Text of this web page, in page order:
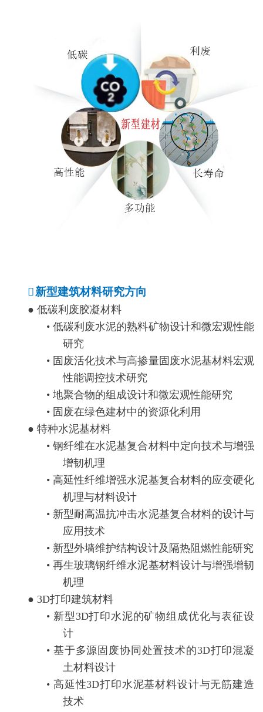
新型建筑材料研究方向
● 低碳利废胶凝材料
• 低碳利废水泥的熟料矿物设计和微宏观性能
研究
• 固废活化技术与高掺量固废水泥基材料宏观
性能调控技术研究
• 地聚合物的组成设计和微宏观性能研究
• 固废在绿色建材中的资源化利用
● 特种水泥基材料
• 钢纤维在水泥基复合材料中定向技术与增强
增韧机理
• 高延性纤维增强水泥基复合材料的应变硬化
机理与材料设计
• 新型耐高温抗冲击水泥基复合材料的设计与
应用技术
• 新型外墙维护结构设计及隔热阻燃性能研究
• 再生玻璃钢纤维水泥基材料设计与增强增韧
机理
● 3D打印建筑材料
• 新型3D打印水泥的矿物组成优化与表征设
计
• 基于多源固废协同处置技术的3D打印混凝
土材料设计
• 高延性3D打印水泥基材料设计与无筋建造
技术